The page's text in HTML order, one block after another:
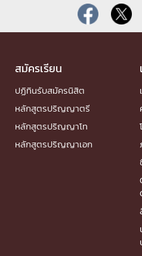
สมัครเรียน
ปฏิทินรับสมัครนิสิต
หลักสูตรปริญญาตรี
หลักสูตรปริญญาโท
หลักสูตรปริญญาเอก